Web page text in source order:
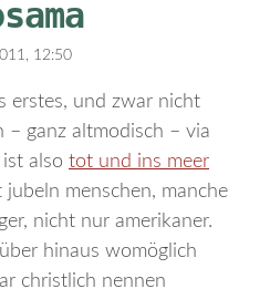
12:50
erstes, und zwar nicht
– ganz altmodisch – via
ist also tot und ins meer
menschen, manche
nicht nur amerikaner.
hinaus womöglich
christlich nennen